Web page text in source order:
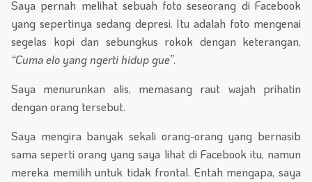
Saya pernah melihat sebuah foto seseorang di Facebook
yang sepertinya sedang depresi. Itu adalah foto mengenai
segelas kopi dan sebungkus rokok dengan keterangan,
“Cuma elo yang ngerti hidup gue”.
Saya menurunkan alis, memasang raut wajah prihatin
dengan orang tersebut.
Saya mengira banyak sekali orang-orang yang bernasib
sama seperti orang yang saya lihat di Facebook itu, namun
mereka memilih untuk tidak frontal. Entah mengapa, saya